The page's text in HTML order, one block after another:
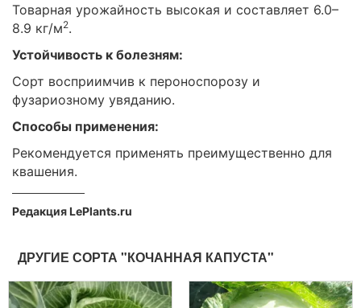
Товарная урожайность высокая и составляет 6.0–
8.9 кг/м2.
Устойчивость к болезням:
Сорт восприимчив к пероноспорозу и
фузариозному увяданию.
Способы применения:
Рекомендуется применять преимущественно для
квашения.
Редакция LePlants.ru
ДРУГИЕ СОРТА "КОЧАННАЯ КАПУСТА"